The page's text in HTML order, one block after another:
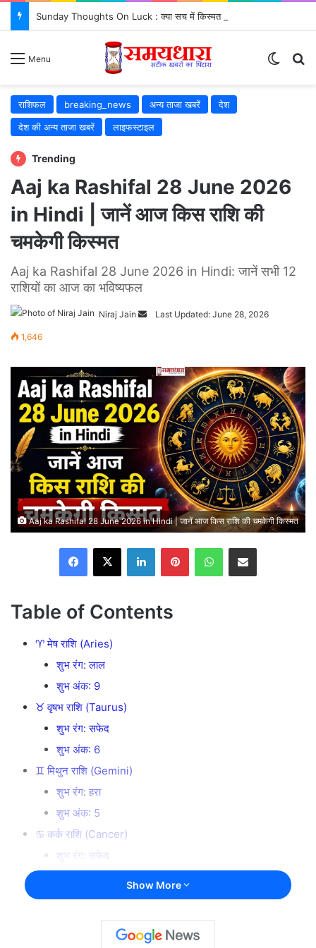
Menu
राशिफल breaking_news अन्य ताजा खबरें
देश
देश की अन्य ताजा खबरें
लाइफस्टाइल
Trending
Aaj ka Rashifal 28 June 2026
in Hindi | जानें आज किस राशि की
चमकेगी किस्मत
Aaj ka Rashifal 28 June 2026 in Hindi: जानें सभी 12
राशियों का आज का भविष्यफल
Niraj Jain
SendLast Updated: June 28, 2026
1,646
Aaj ka Rashifal 28 June 2026 in Hindi | जानें आज किस राशि की चमकेगी किस्मत
Facebook
X LinkedInPinterestWhatsAppShare via Email
Table of Contents
♈ मेष राशि (Aries)
शुभ रंग: लाल
शुभ अंक: 9
♉ वृषभ राशि (Taurus)
शुभ रंग: सफेद
शुभ अंक: 6
♊ मिथुन राशि (Gemini)
शुभ रंग: हरा
शुभ अंक: 5
♋ कर्क राशि (Cancer)
शुभ रंग: सफेद
♌ सिंह राशि (Leo)
शुभ रंग: सुनहरा
Show More